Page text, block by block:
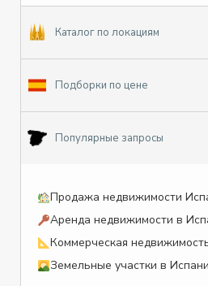
Каталог по локациям
Подборки по цене
Популярные запросы
Продажа недвижимости
Аренда недвижимости в
Коммерческая
Земельные участки в